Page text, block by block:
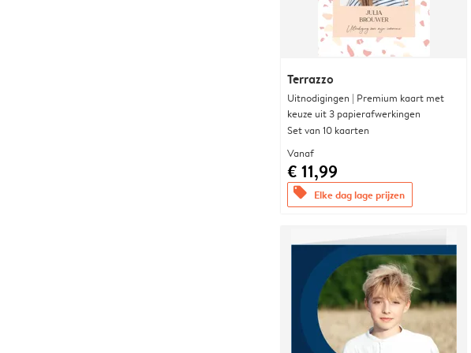
Terrazzo
Uitnodigingen | Premium kaart met
keuze uit 3 papierafwerkingen
Set van 10 kaarten
Vanaf
€ 11,99
offers Elke dag lage prijzen